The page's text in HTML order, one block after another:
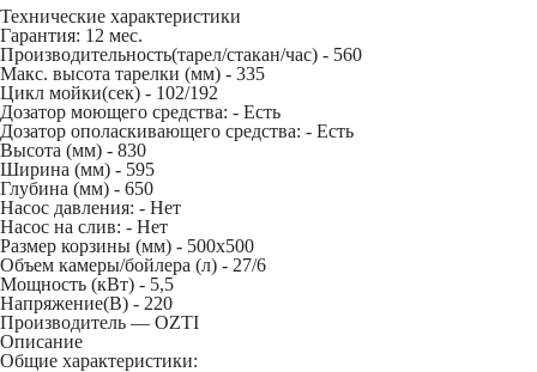
Технические характеристики
Гарантия: 12 мес.
Производительность(тарел/стакан/час) - 560
Макс. высота тарелки (мм) - 335
Цикл мойки(сек) - 102/192
Дозатор моющего средства: - Есть
Дозатор ополаскивающего средства: - Есть
Высота (мм) - 830
Ширина (мм) - 595
Глубина (мм) - 650
Насос давления: - Нет
Насос на слив: - Нет
Размер корзины (мм) - 500х500
Объем камеры/бойлера (л) - 27/6
Мощность (кВт) - 5,5
Напряжение(В) - 220
Производитель — OZTI
Описание
Общие характеристики: